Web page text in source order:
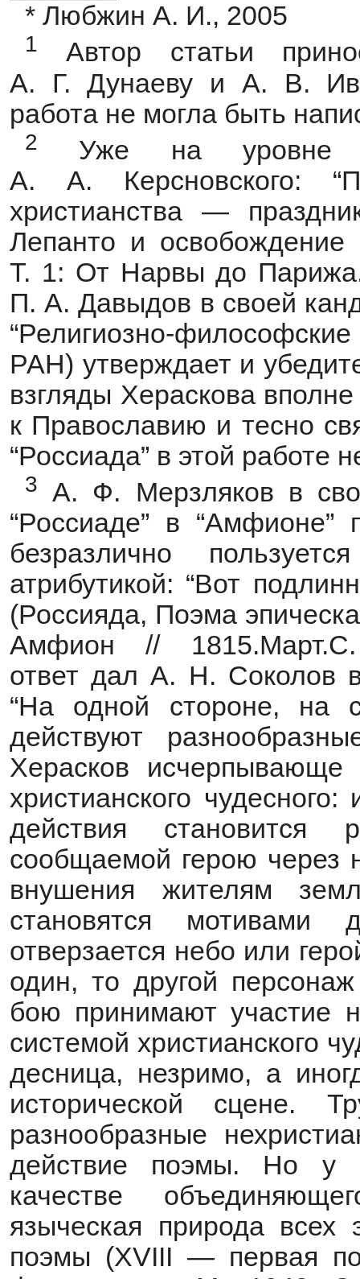
* Любжин А. И., 2005
1
Автор статьи
А. Г. Дунаеву и А. В.
работа не могла быть
2
Уже на уровне
А. А. Керсновского:
христианства —
Лепанто и
Т. 1: От Нарвы до
П. А. Давыдов в своей
“Религиозно-
РАН) утверждает и
взгляды Хераскова
к Православию и тесно
“Россиада” в этой работе
3
А. Ф. Мерзляков в
“Россиаде” в “Амфионе”
безразлично
атрибутикой: “Вот
(Россияда, Поэма
Амфион // 1815.Март.С.
ответ дал А. Н. Соколов
“На одной стороне, на
действуют
Херасков исчерпывающе
христианского
действия становится
сообщаемой герою через
внушения жителям
становятся
отверзается небо или
один, то другой
бою принимают участие
системой христианского
десница, незримо, а
исторической сцене.
разнообразные
действие поэмы. Но у
качестве
языческая природа всех
поэмы (XVIII — первая